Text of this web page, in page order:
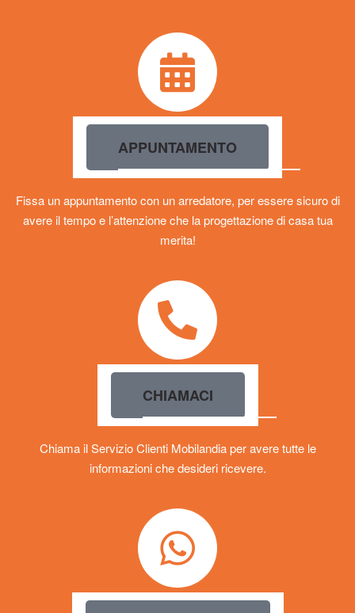
APPUNTAMENTO
Fissa un appuntamento con un arredatore, per essere sicuro di
avere il tempo e l’attenzione che la progettazione di casa tua
CHIAMACI
Chiama il Servizio Clienti Mobilandia per avere tutte le